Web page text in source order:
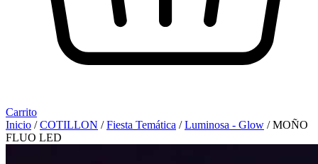
Carrito
Inicio /COTILLON /Fiesta Temática /Luminosa - Glow / MOÑO
FLUO LED